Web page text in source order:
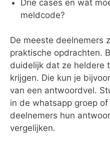
Drie cases en wat
meldcode?
De meeste deelnemers
praktische opdrachten.
duidelijk dat ze heldere
krijgen. Die kun je
van een antwoordvel.
in de whatsapp groep
deelnemers hun
vergelijken.